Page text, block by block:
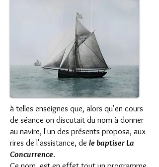
à telles enseignes que, alors qu'en cours
de séance on discutait du nom à donner
au navire, l'un des présents proposa, aux
rires de l'assistance, de le baptiser La
Concurrence.